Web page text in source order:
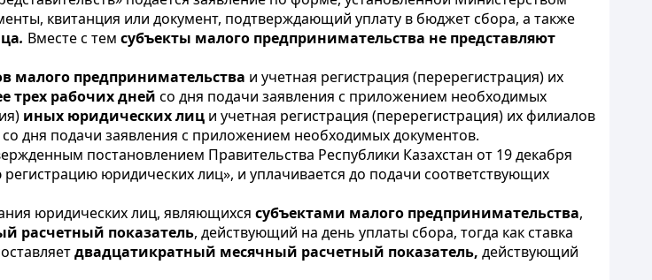
квитанция или документ, подтверждающий уплату в бюджет сбора, а также
. Вместе с тем субъекты малого предпринимательства не представляют
малого предпринимательства и учетная регистрация (перерегистрация) их
трех рабочих дней со дня подачи заявления с приложением необходимых
иных юридических лиц и учетная регистрация (перерегистрация) их филиалов
дня подачи заявления с приложением необходимых документов.
постановлением Правительства Республики Казахстан от 19 декабря
юридических лиц», и уплачивается до подачи соответствующих
юридических лиц, являющихся субъектами малого предпринимательства,
расчетный показатель, действующий на день уплаты сбора, тогда как ставка
двадцатикратный месячный расчетный показатель, действующий